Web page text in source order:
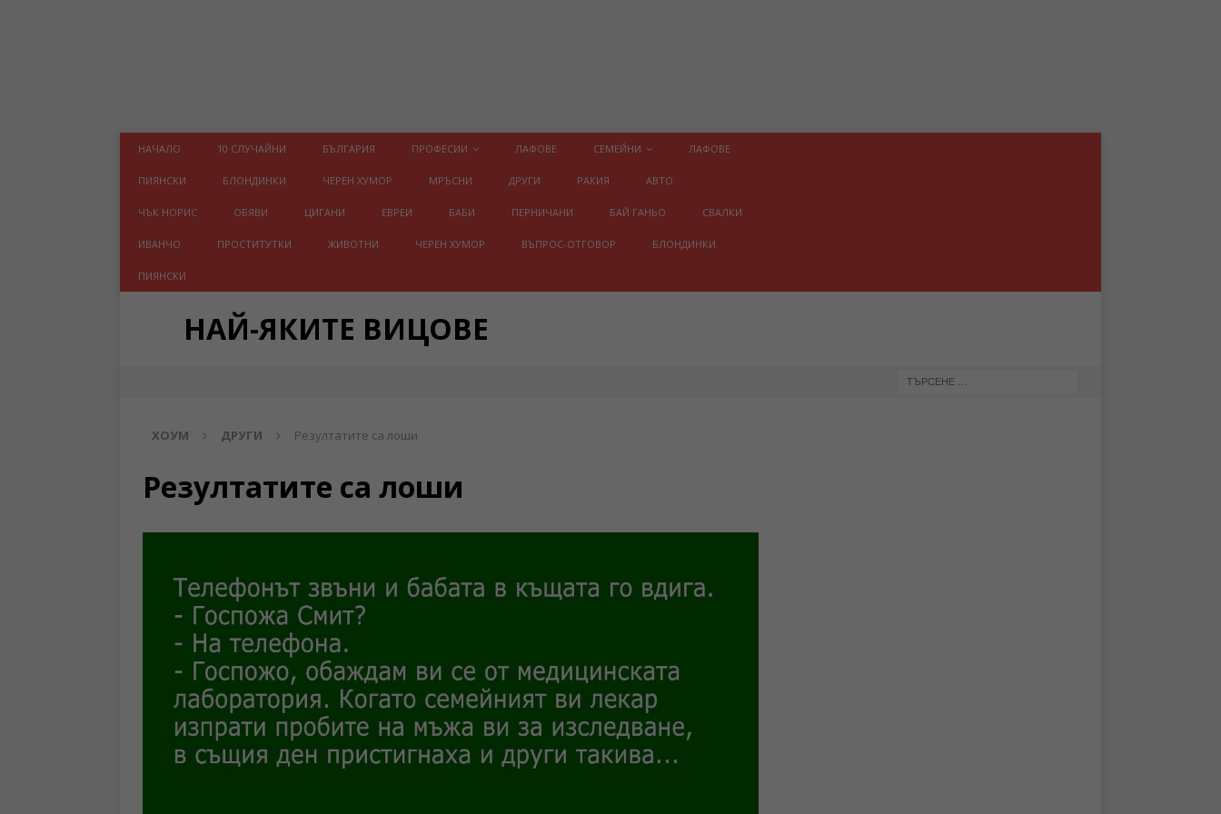
НАЧАЛО 10 СЛУЧАЙНИ БЪЛГАРИЯ ПРОФЕСИИ ЛАФОВЕ СЕМЕЙНИ ЛАФОВЕ
ПИЯНСКИ БЛОНДИНКИ ЧЕРЕН ХУМОР МРЪСНИ ДРУГИ РАКИЯ АВТО
ЧЪК НОРИС ОБЯВИ ЦИГАНИ ЕВРЕИ БАБИ ПЕРНИЧАНИ БАЙ ГАНЬО СВАЛКИ
ИВАНЧО ПРОСТИТУТКИ ЖИВОТНИ ЧЕРЕН ХУМОР ВЪПРОС-ОТГОВОР БЛОНДИНКИ
ПИЯНСКИ
НАЙ-ЯКИТЕ ВИЦОВЕ
ХОУМ ДРУГИ Резултатите са лоши
Резултатите са лоши